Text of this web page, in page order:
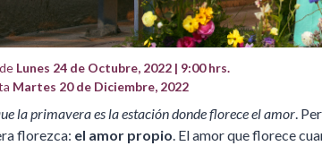
Lunes 24 de Octubre, 2022 | 9:00 hrs.
Martes 20 de Diciembre, 2022
la primavera es la estación donde florece el amor.
florezca: el amor propio. El amor que florece